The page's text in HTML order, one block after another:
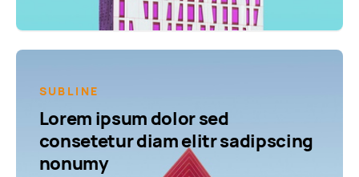
SUBLINE
Lorem ipsum dolor sed
consetetur diam elitr sadipscing
nonumy